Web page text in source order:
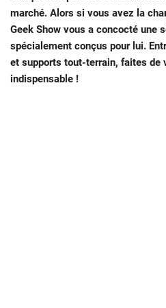
marché. Alors si vous avez la
Geek Show vous a concocté une
spécialement conçus pour lui.
et supports tout-terrain, faites de
indispensable !